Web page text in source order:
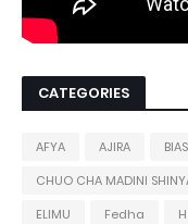
CATEGORIES
AFYA AJIRA
CHUO CHA MADINI
ELIMU
Fedha H